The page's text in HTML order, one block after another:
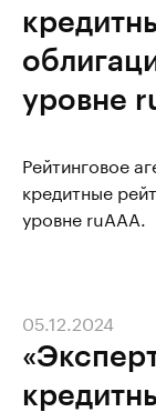
уровне
Рейтинговое
кредитные
уровне ruAAA.
05.12.2024